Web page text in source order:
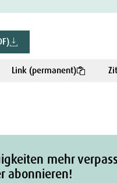
Link (permanent)
mehr
abonnieren!